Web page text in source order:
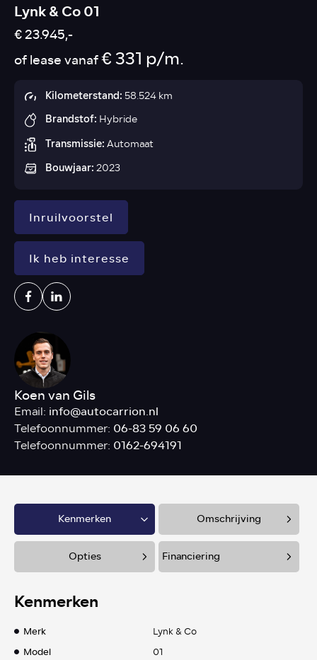
Lynk & Co 01
€ 23.945,-
of lease vanaf€ 331 p/m.
Kilometerstand:58.524 km
Brandstof: Hybride
Transmissie:Automaat
Bouwjaar:2023
Inruilvoorstel
Ik heb interesse
Koen van Gils
Email: info@autocarrion.nl
Telefoonnummer: 06-83 59 06 60
Telefoonnummer: 0162-694191
Kenmerken Omschrijving
Opties Financiering
Kenmerken
Merk
Lynk & Co
Model
01